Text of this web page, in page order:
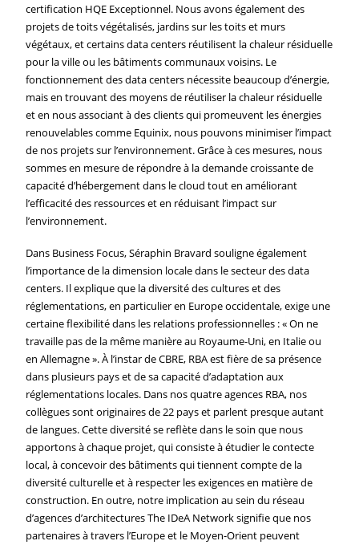
certification HQE Exceptionnel. Nous avons également des
projets de toits végétalisés, jardins sur les toits et murs
végétaux, et certains data centers réutilisent la chaleur résiduelle
pour la ville ou les bâtiments communaux voisins. Le
fonctionnement des data centers nécessite beaucoup d’énergie,
mais en trouvant des moyens de réutiliser la chaleur résiduelle
et en nous associant à des clients qui promeuvent les énergies
renouvelables comme Equinix, nous pouvons minimiser l’impact
de nos projets sur l’environnement. Grâce à ces mesures, nous
sommes en mesure de répondre à la demande croissante de
capacité d’hébergement dans le cloud tout en améliorant
l’efficacité des ressources et en réduisant l’impact sur
l’environnement.
Dans Business Focus, Séraphin Bravard souligne également
l’importance de la dimension locale dans le secteur des data
centers. Il explique que la diversité des cultures et des
réglementations, en particulier en Europe occidentale, exige une
certaine flexibilité dans les relations professionnelles : « On ne
travaille pas de la même manière au Royaume-Uni, en Italie ou
en Allemagne ». À l’instar de CBRE, RBA est fière de sa présence
dans plusieurs pays et de sa capacité d’adaptation aux
réglementations locales. Dans nos quatre agences RBA, nos
collègues sont originaires de 22 pays et parlent presque autant
de langues. Cette diversité se reflète dans le soin que nous
apportons à chaque projet, qui consiste à étudier le contecte
local, à concevoir des bâtiments qui tiennent compte de la
diversité culturelle et à respecter les exigences en matière de
construction. En outre, notre implication au sein du réseau
d’agences d’architectures The IDeA Network signifie que nos
partenaires à travers l’Europe et le Moyen-Orient peuvent